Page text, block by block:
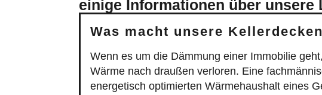
Was macht unsere
Wenn es um die Dämmung einer Immobilie
Wärme nach draußen verloren. Eine
energetisch optimierten Wärmehaushalt eines
Wärme im Haus bleibt, ohne dass unnötig